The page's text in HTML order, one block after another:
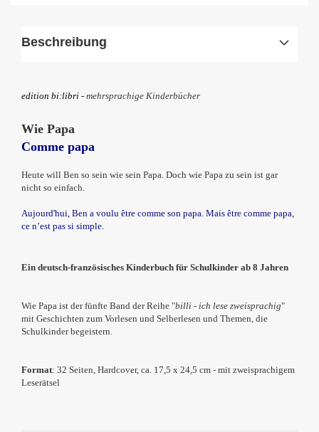
Beschreibung
edition bi:libri - mehrsprachige Kinderbücher
Wie Papa
Comme papa
Heute will Ben so sein wie sein Papa. Doch wie Papa zu sein ist gar
nicht so einfach.
Aujourd'hui, Ben a voulu être comme son papa. Mais être comme papa,
ce n’est pas si simple.
Ein deutsch-französisches Kinderbuch für Schulkinder ab 8 Jahren
Wie Papa ist der fünfte Band der Reihe "billi - ich lese zweisprachig"
mit Geschichten zum Vorlesen und Selberlesen und Themen, die
Schulkinder begeistern.
Format: 32 Seiten, Hardcover, ca. 17,5 x 24,5 cm - mit zweisprachigem
Leserätsel